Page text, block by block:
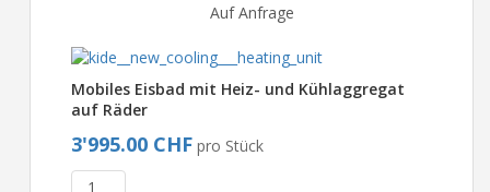
Auf Anfrage
Mobiles Eisbad mit Heiz- und Kühlaggregat
auf Räder
3'995.00 CHF pro Stück